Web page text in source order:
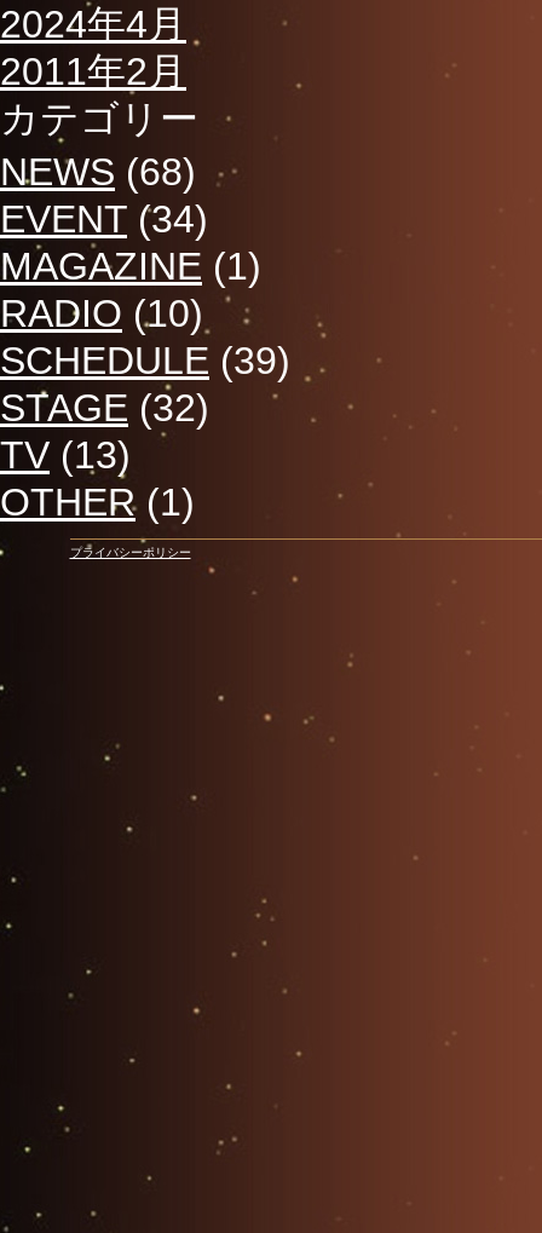
2024年4月
2011年2月
カテゴリー
NEWS (68)
EVENT (34)
MAGAZINE (1)
RADIO (10)
SCHEDULE (39)
STAGE (32)
TV (13)
OTHER(1)
プライバシーポリシー